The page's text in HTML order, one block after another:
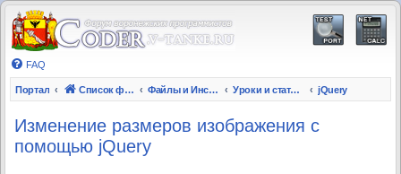
FAQ
Портал Список форумов Файлы и Инструкции Уроки и статьи по программированию jQuery
Изменение размеров изображения с
помощью jQuery